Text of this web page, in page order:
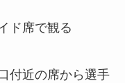
ド席で観る
付近の席から選手